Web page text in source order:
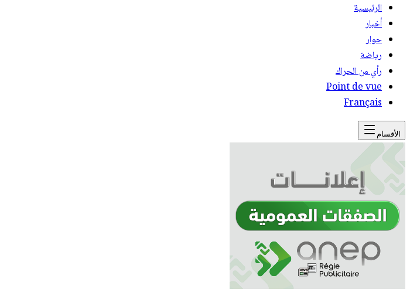
الرئيسية
أخبار
حوار
رياضة
رأي من الحراك
Point de vue
Français
الأقسام